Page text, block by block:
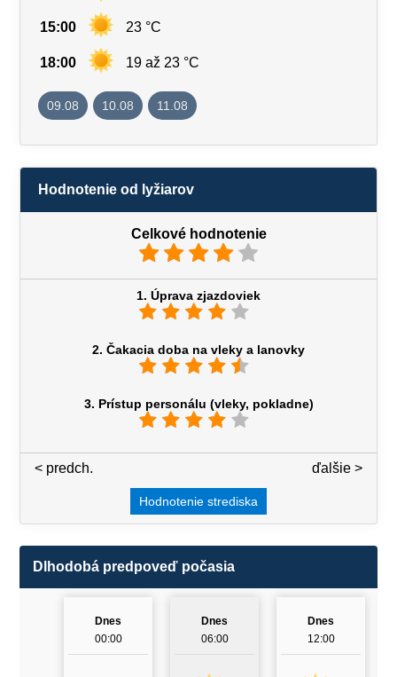
15:00 23 °C
18:00 19 až 23 °C
09.08 10.08 11.08
Hodnotenie od lyžiarov
Celkové hodnotenie
1. Úprava zjazdoviek
2. Čakacia doba na vleky a lanovky
3. Prístup personálu (vleky, pokladne)
ďalšie >
< predch.
Hodnotenie strediska
Dlhodobá predpoveď počasia
Dnes
00:00
Dnes
06:00
Dnes
12:00